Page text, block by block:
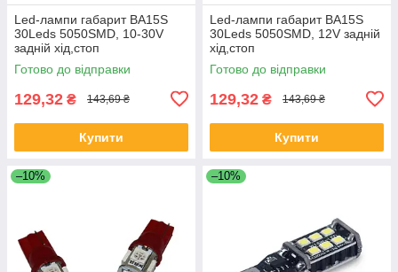
Led-лампи габарит BA15S
30Leds 5050SMD, 10-30V
задній хід,стоп
Готово до відправки
129,32 ₴ 143,69 ₴
Купити
Led-лампи габарит BA15S
30Leds 5050SMD, 12V задній
хід,стоп
Готово до відправки
129,32 ₴ 143,69 ₴
Купити
–10% –10%